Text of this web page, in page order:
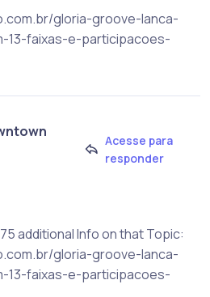
gloria-groove-lanca-
13-faixas-e-participacoes-
Acesse para
responder
additional Info on that Topic:
gloria-groove-lanca-
13-faixas-e-participacoes-